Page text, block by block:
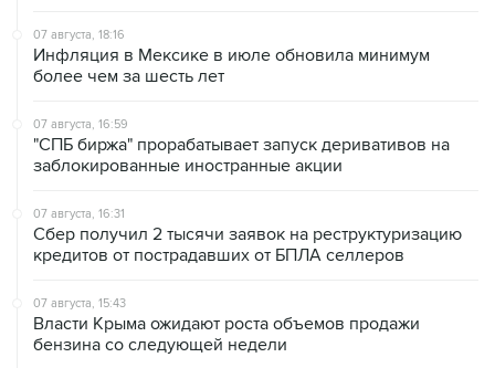
07 августа, 18:16
Инфляция в Мексике в июле обновила минимум
более чем за шесть лет
07 августа, 16:59
"СПБ биржа" прорабатывает запуск деривативов на
заблокированные иностранные акции
07 августа, 16:31
Сбер получил 2 тысячи заявок на реструктуризацию
кредитов от пострадавших от БПЛА селлеров
07 августа, 15:43
Власти Крыма ожидают роста объемов продажи
бензина со следующей недели